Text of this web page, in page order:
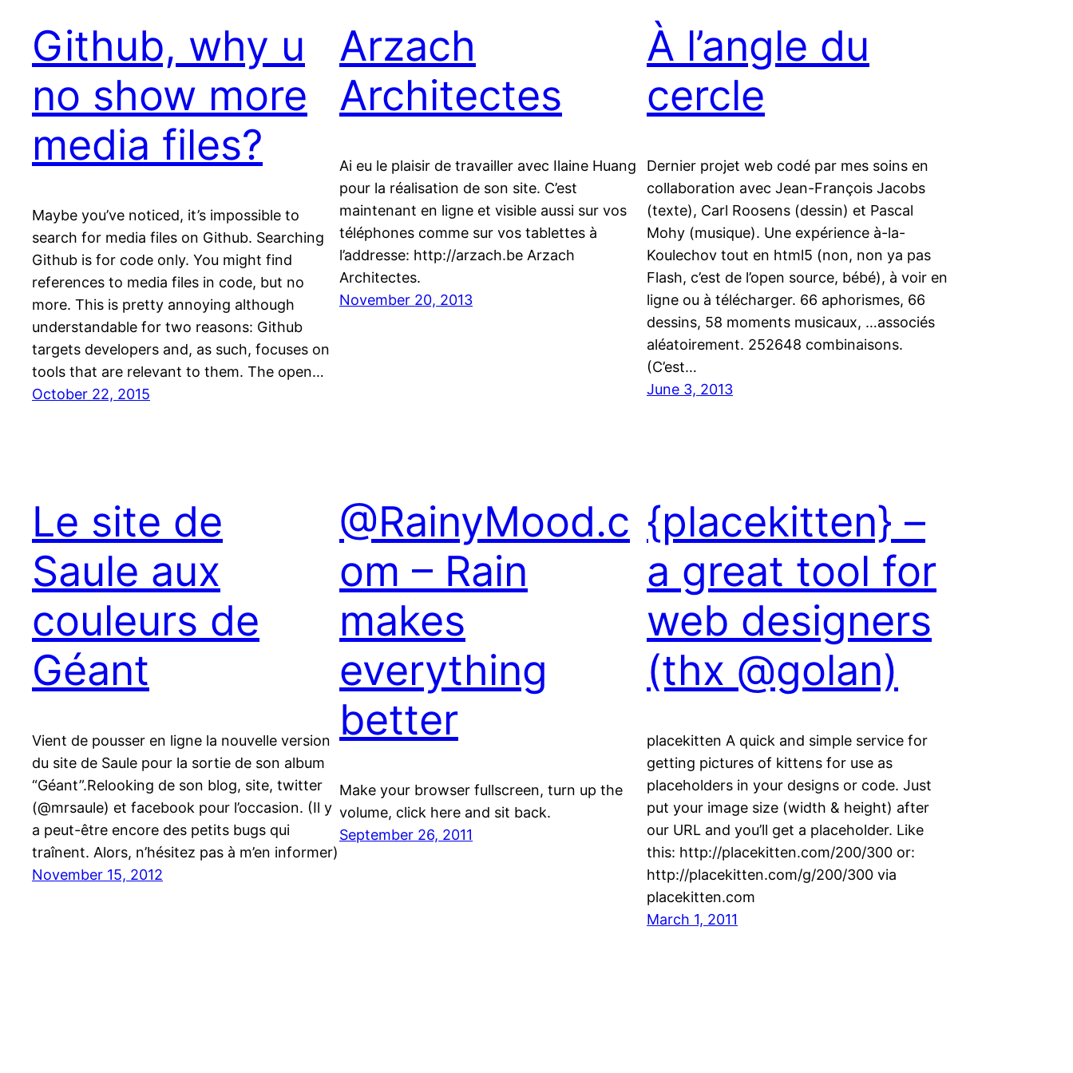
Github, why u
no show more
media files?
Maybe you’ve noticed, it’s impossible to
search for media files on Github. Searching
Github is for code only. You might find
references to media files in code, but no
more. This is pretty annoying although
understandable for two reasons: Github
targets developers and, as such, focuses on
tools that are relevant to them. The open…
October 22, 2015
Arzach
Architectes
Ai eu le plaisir de travailler avec Ilaine Huang
pour la réalisation de son site. C’est
maintenant en ligne et visible aussi sur vos
téléphones comme sur vos tablettes à
l’addresse: http://arzach.be Arzach
Architectes.
November 20, 2013
À l’angle du
cercle
Dernier projet web codé par mes soins en
collaboration avec Jean-François Jacobs
(texte), Carl Roosens (dessin) et Pascal
Mohy (musique). Une expérience à-la-
Koulechov tout en html5 (non, non ya pas
Flash, c’est de l’open source, bébé), à voir en
ligne ou à télécharger. 66 aphorismes, 66
dessins, 58 moments musicaux, …associés
aléatoirement. 252648 combinaisons.
(C’est…
June 3, 2013
Le site de
Saule aux
couleurs de
Géant
Vient de pousser en ligne la nouvelle version
du site de Saule pour la sortie de son album
“Géant”.Relooking de son blog, site, twitter
(@mrsaule) et facebook pour l’occasion. (Il y
a peut-être encore des petits bugs qui
traînent. Alors, n’hésitez pas à m’en informer)
November 15, 2012
@RainyMood.c
om – Rain
makes
everything
better
Make your browser fullscreen, turn up the
volume, click here and sit back.
September 26, 2011
{placekitten} –
a great tool for
web designers
(thx @golan)
placekitten A quick and simple service for
getting pictures of kittens for use as
placeholders in your designs or code. Just
put your image size (width & height) after
our URL and you’ll get a placeholder. Like
this: http://placekitten.com/200/300 or:
http://placekitten.com/g/200/300 via
placekitten.com
March 1, 2011